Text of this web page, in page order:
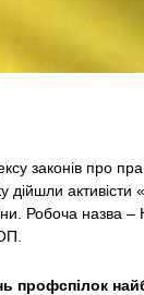
законів про
дійшли
Робоча
профспілок